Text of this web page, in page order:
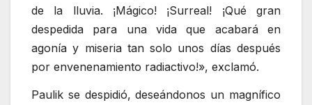
de la lluvia. ¡Mágico! ¡Surreal! ¡Qué gran
despedida para una vida que acabará en
agonía y miseria tan solo unos días después
por envenenamiento radiactivo!», exclamó.
Paulik se despidió, deseándonos un magnífico